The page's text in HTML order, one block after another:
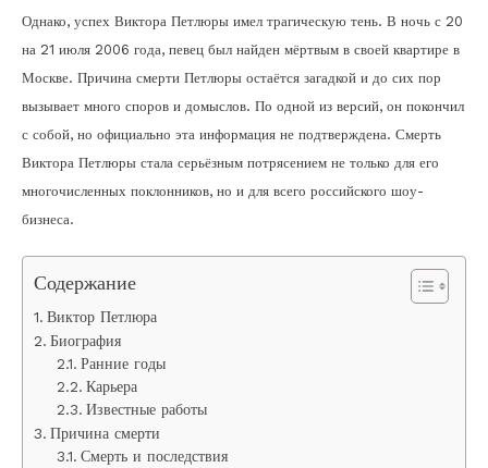
Однако, успех Виктора Петлюры имел трагическую тень. В ночь с 20
на 21 июля 2006 года, певец был найден мёртвым в своей квартире в
Москве. Причина смерти Петлюры остаётся загадкой и до сих пор
вызывает много споров и домыслов. По одной из версий, он покончил
с собой, но официально эта информация не подтверждена. Смерть
Виктора Петлюры стала серьёзным потрясением не только для его
многочисленных поклонников, но и для всего российского шоу-
бизнеса.
Содержание
Виктор Петлюра
Биография
Ранние годы
Карьера
Известные работы
Причина смерти
Смерть и последствия